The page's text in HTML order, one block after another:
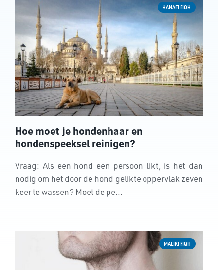
HANAFI FIQH
Hoe moet je hondenhaar en
hondenspeeksel reinigen?
Vraag: Als een hond een persoon likt, is het dan
nodig om het door de hond gelikte oppervlak zeven
keer te wassen? Moet de pe...
MALIKI FIQH